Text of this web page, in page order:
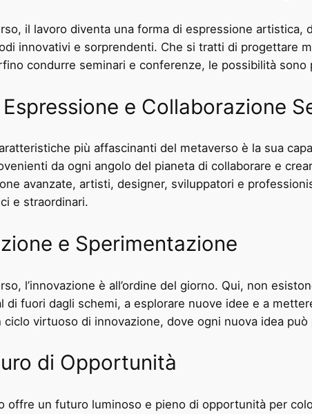
il lavoro diventa una forma di espressione
innovativi e sorprendenti. Che si tratti di progettare
condurre seminari e conferenze, le possibilità sono
e Collaborazione
più affascinanti del metaverso è la sua
da ogni angolo del pianeta di collaborare e
avanzate, artisti, designer, sviluppatori e
e straordinari.
e Sperimentazione
l’innovazione è all’ordine del giorno. Qui, non
di fuori dagli schemi, a esplorare nuove idee e a
ciclo virtuoso di innovazione, dove ogni nuova idea
di Opportunità
offre un futuro luminoso e pieno di opportunità per